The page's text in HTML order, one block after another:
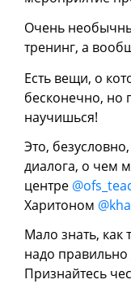
Очень
тренинг, а
Есть вещи, о
бесконечно, но
научишься!
Это,
диалога, о чем
центре
Харитоном
Мало знать, как
надо
Признайтесь